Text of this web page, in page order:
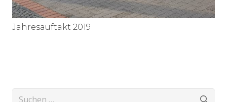
Jahresauftakt 2019
Suchen